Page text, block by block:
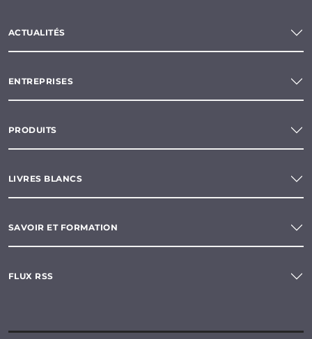
ACTUALITÉS
ENTREPRISES
PRODUITS
LIVRES BLANCS
SAVOIR ET FORMATION
FLUX RSS